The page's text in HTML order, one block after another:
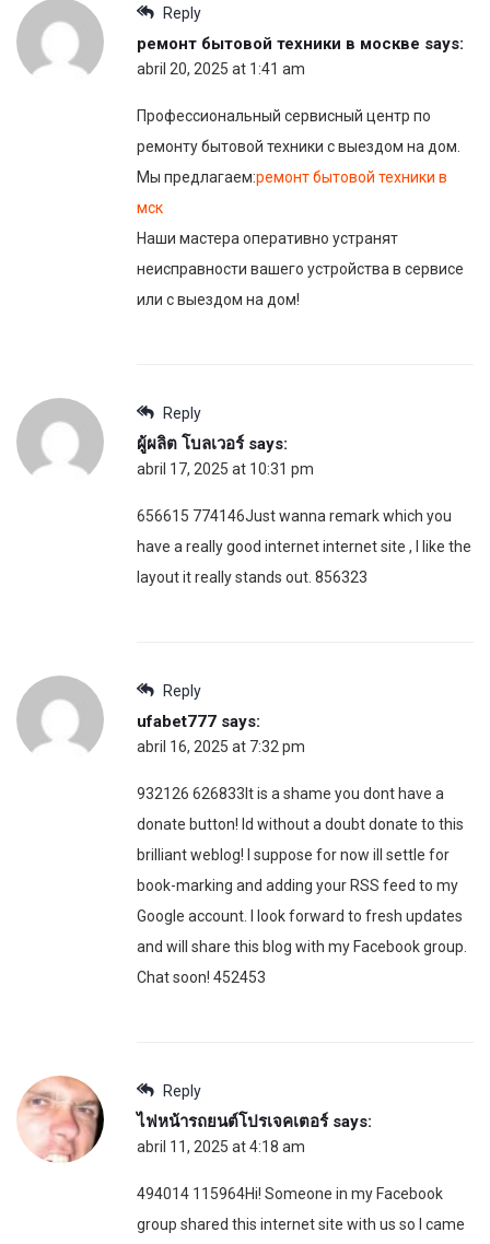
Reply
ремонт бытовой техники в москве says:
abril 20, 2025 at 1:41 am
Профессиональный сервисный центр по
ремонту бытовой техники с выездом на дом.
Мы предлагаем:ремонт бытовой техники в
мск
Наши мастера оперативно устранят
неисправности вашего устройства в сервисе
или с выездом на дом!
Reply
ผู้ผลิต โบลเวอร์ says:
abril 17, 2025 at 10:31 pm
656615 774146Just wanna remark which you
have a really good internet internet site , I like the
layout it really stands out. 856323
Reply
ufabet777 says:
abril 16, 2025 at 7:32 pm
932126 626833It is a shame you dont have a
donate button! Id without a doubt donate to this
brilliant weblog! I suppose for now ill settle for
book-marking and adding your RSS feed to my
Google account. I look forward to fresh updates
and will share this blog with my Facebook group.
Chat soon! 452453
Reply
ไฟหน้ารถยนต์โปรเจคเตอร์ says:
abril 11, 2025 at 4:18 am
494014 115964Hi! Someone in my Facebook
group shared this internet site with us so I came